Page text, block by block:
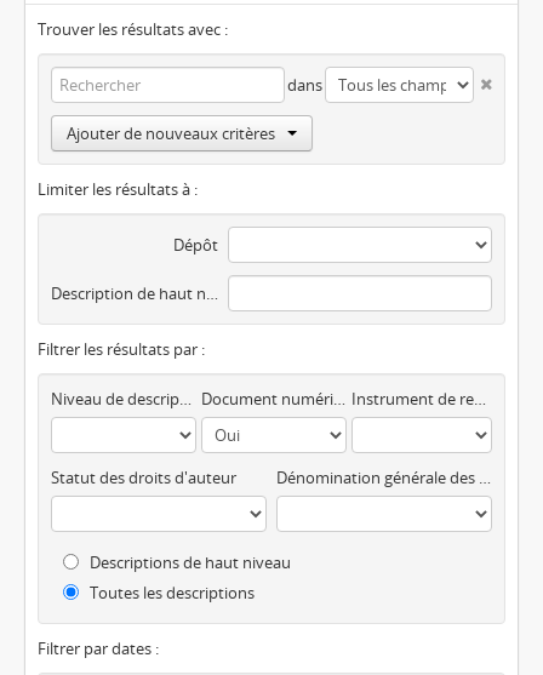
Trouver les résultats avec :
dans
Ajouter de nouveaux critères
Limiter les résultats à :
Dépôt
Description de haut niveau
Filtrer les résultats par :
Niveau de description Document numérique disponible Instrument de recherche
Statut des droits d'auteur Dénomination générale des documents
Descriptions de haut niveau
Toutes les descriptions
Filtrer par dates :